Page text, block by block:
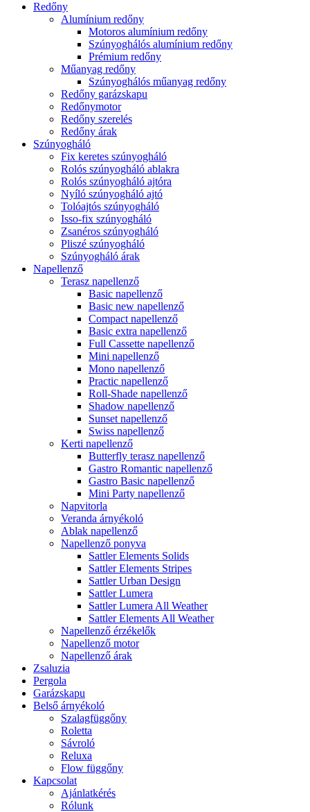
Redőny
Alumínium redőny
Motoros alumínium redőny
Szúnyoghálós alumínium redőny
Prémium redőny
Műanyag redőny
Szúnyoghálós műanyag redőny
Redőny garázskapu
Redőnymotor
Redőny szerelés
Redőny árak
Szúnyogháló
Fix keretes szúnyogháló
Rolós szúnyogháló ablakra
Rolós szúnyogháló ajtóra
Nyíló szúnyogháló ajtó
Tolóajtós szúnyogháló
Isso-fix szúnyogháló
Zsanéros szúnyogháló
Pliszé szúnyogháló
Szúnyogháló árak
Napellenző
Terasz napellenző
Basic napellenző
Basic new napellenző
Compact napellenző
Basic extra napellenző
Full Cassette napellenző
Mini napellenző
Mono napellenző
Practic napellenző
Roll-Shade napellenző
Shadow napellenző
Sunset napellenző
Swiss napellenző
Kerti napellenző
Butterfly terasz napellenző
Gastro Romantic napellenző
Gastro Basic napellenző
Mini Party napellenző
Napvitorla
Veranda árnyékoló
Ablak napellenző
Napellenző ponyva
Sattler Elements Solids
Sattler Elements Stripes
Sattler Urban Design
Sattler Lumera
Sattler Lumera All Weather
Sattler Elements All Weather
Napellenző érzékelők
Napellenző motor
Napellenző árak
Zsaluzia
Pergola
Garázskapu
Belső árnyékoló
Szalagfüggőny
Roletta
Sávroló
Reluxa
Flow függőny
Kapcsolat
Ajánlatkérés
Rólunk